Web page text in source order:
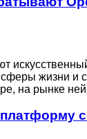
жизни
на рынке